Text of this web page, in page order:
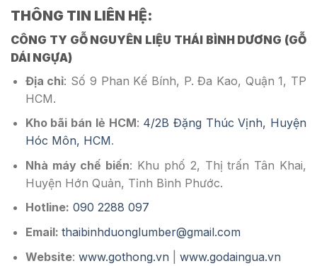
THÔNG TIN LIÊN HỆ:
CÔNG TY GỖ NGUYÊN LIỆU THÁI BÌNH DƯƠNG (GỖ
DÁI NGỰA)
Địa chỉ: Số 9 Phan Kế Bính, P. Đa Kao, Quận 1, TP
HCM.
Kho bãi bán lẻ HCM: 4/2B Đặng Thúc Vịnh, Huyện
Hóc Môn, HCM.
Nhà máy chế biến: Khu phố 2, Thị trấn Tân Khai,
Huyện Hớn Quản, Tỉnh Bình Phước.
Hotline: 090 2288 097
Email: thaibinhduonglumber@gmail.com
Website: www.gothong.vn www.godaingua.vn